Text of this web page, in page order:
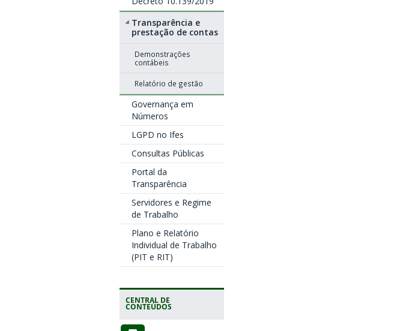
Transparência e
prestação de contas
Demonstrações
contábeis
Relatório de gestão
Governança em
Números
LGPD no Ifes
Consultas Públicas
Portal da
Transparência
Servidores e Regime
de Trabalho
Plano e Relatório
Individual de Trabalho
(PIT e RIT)
CENTRAL DE
CONTEÚDOS